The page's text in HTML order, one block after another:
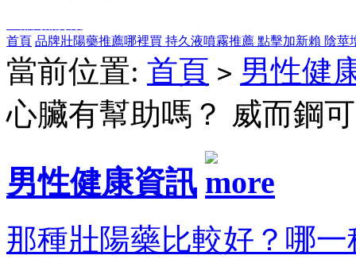
首頁 品牌壯陽藥推薦哪裡買 持久液噴霧推薦 點擊加新賴 陰莖
當前位置: 首頁 > 男性健
心臟有幫助嗎？ 威而鋼
男性健康資訊
那種壯陽藥比較好？哪